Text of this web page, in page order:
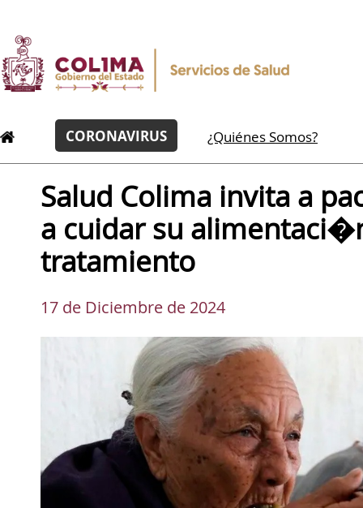
CORONAVIRUS ¿Quiénes Somos?
Salud Colima invita a
a cuidar su
tratamiento
17 de Diciembre de 2024